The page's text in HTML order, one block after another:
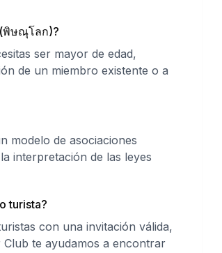
(พิษณุโลก)?
ser mayor de edad,
de un miembro existente o a
modelo de asociaciones
interpretación de las leyes
turista?
con una invitación válida,
te ayudamos a encontrar